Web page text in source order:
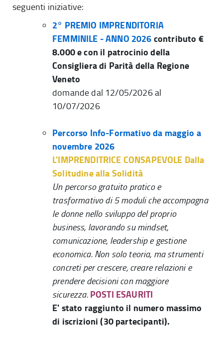
seguenti iniziative:
2° PREMIO IMPRENDITORIA
FEMMINILE - ANNO 2026contributo €
8.000 e con il patrocinio della
Consigliera di Parità della Regione
Veneto
domande dal 12/05/2026 al
10/07/2026
Percorso Info-Formativo da maggio a
novembre 2026
L'IMPRENDITRICE CONSAPEVOLE Dalla
Solitudine alla Solidità
Un percorso gratuito pratico e
trasformativo di 5 moduli che accompagna
le donne nello sviluppo del proprio
business, lavorando su mindset,
comunicazione, leadership e gestione
economica. Non solo teoria, ma strumenti
concreti per crescere, creare relazioni e
prendere decisioni con maggiore
sicurezza.POSTI ESAURITI
E' stato raggiunto il numero massimo
di iscrizioni(30 partecipanti).